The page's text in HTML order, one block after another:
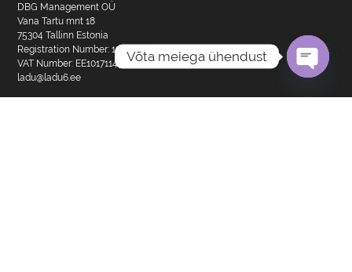
DBG Management OÜ
Vana Tartu mnt 18
75304 Tallinn Estonia
Registration Number: 12629513
VAT Number: EE101711450
ladu@ladu6.ee
Võta meiega ühendust
CHATY